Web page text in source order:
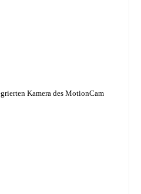
Kamera des MotionCam